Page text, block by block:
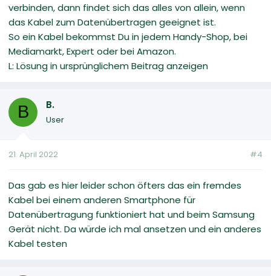
verbinden, dann findet sich das alles von allein, wenn
das Kabel zum Datenübertragen geeignet ist.
So ein Kabel bekommst Du in jedem Handy-Shop, bei
Mediamarkt, Expert oder bei Amazon.
L: Lösung in ursprünglichem Beitrag anzeigen
B B.
User
21. April 2022 #4
Das gab es hier leider schon öfters das ein fremdes
Kabel bei einem anderen Smartphone für
Datenübertragung funktioniert hat und beim Samsung
Gerät nicht. Da würde ich mal ansetzen und ein anderes
Kabel testen